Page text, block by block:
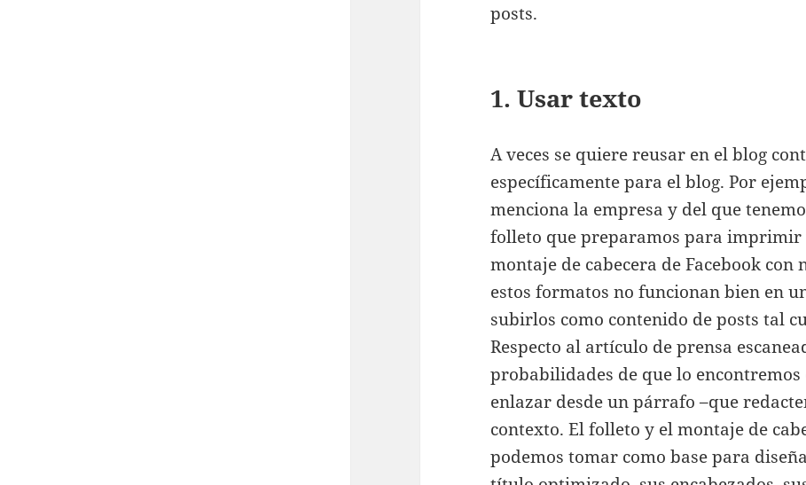
posts.
1. Usar texto
A veces se quiere reusar en el blog
específicamente para el blog. Por
menciona la empresa y del que
folleto que preparamos para imprimir
montaje de cabecera de Facebook
estos formatos no funcionan bien en
subirlos como contenido de posts tal
Respecto al artículo de prensa
probabilidades de que lo
enlazar desde un párrafo –que
contexto. El folleto y el montaje de
podemos tomar como base para